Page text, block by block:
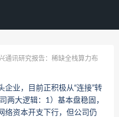
通讯研究报告：稀缺全栈算力布
企业，目前正积极从“连接”转
两大逻辑：1）基本盘稳固，
络资本开支下行，但公司仍